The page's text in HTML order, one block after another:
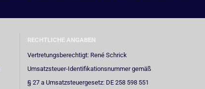
RECHTLICHE ANGABEN
Vertretungsberechtigt: René Schrick
Umsatzsteuer-Identifikationsnummer gemäß
§ 27 a Umsatzsteuergesetz: DE 258 598 551